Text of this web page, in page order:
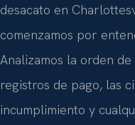
desacato en
comenzamos por
Analizamos la orden
registros de pago, las
incumplimiento y